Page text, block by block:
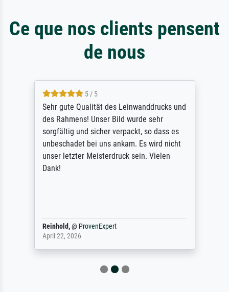
Ce que nos clients pensent
de nous
5 / 5
Sehr gute Qualität des Leinwanddrucks und
des Rahmens! Unser Bild wurde sehr
sorgfältig und sicher verpackt, so dass es
unbeschadet bei uns ankam. Es wird nicht
unser letzter Meisterdruck sein. Vielen
Dank!
Reinhold,@ ProvenExpert
April 22, 2026